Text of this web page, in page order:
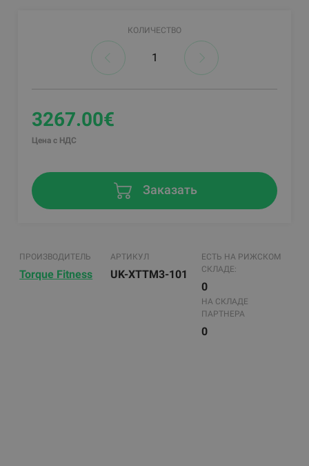
КОЛИЧЕСТВО
3267.00€
Цена с НДС
Заказать
ПРОИЗВОДИТЕЛЬ
Torque Fitness
АРТИКУЛ
UK-XTTM3-101
ЕСТЬ НА РИЖСКОМ
СКЛАДЕ:
0
НА СКЛАДЕ
ПАРТНЕРА
0